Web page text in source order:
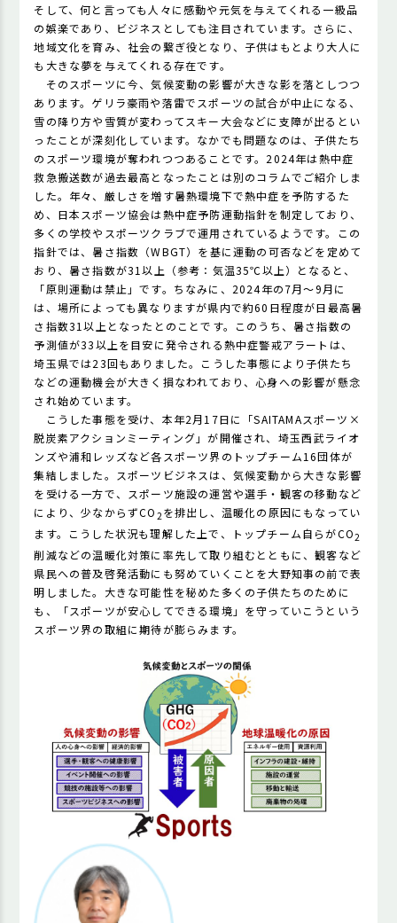
そして、何と言っても人々に感動や元気を与えてくれる一級品
の娯楽であり、ビジネスとしても注目されています。さらに、
地域文化を育み、社会の繋ぎ役となり、子供はもとより大人に
も大きな夢を与えてくれる存在です。
そのスポーツに今、気候変動の影響が大きな影を落としつつ
あります。ゲリラ豪雨や落雷でスポーツの試合が中止になる、
雪の降り方や雪質が変わってスキー大会などに支障が出るとい
ったことが深刻化しています。なかでも問題なのは、子供たち
のスポーツ環境が奪われつつあることです。2024年は熱中症
救急搬送数が過去最高となったことは別のコラムでご紹介しま
した。年々、厳しさを増す暑熱環境下で熱中症を予防するた
め、日本スポーツ協会は熱中症予防運動指針を制定しており、
多くの学校やスポーツクラブで運用されているようです。この
指針では、暑さ指数（WBGT）を基に運動の可否などを定めて
おり、暑さ指数が31以上（参考：気温35℃以上）となると、
「原則運動は禁止」です。ちなみに、2024年の7月～9月に
は、場所によっても異なりますが県内で約60日程度が日最高暑
さ指数31以上となったとのことです。このうち、暑さ指数の
予測値が33以上を目安に発令される熱中症警戒アラートは、
埼玉県では23回もありました。こうした事態により子供たち
などの運動機会が大きく損なわれており、心身への影響が懸念
され始めています。
こうした事態を受け、本年2月17日に「SAITAMAスポーツ×
脱炭素アクションミーティング」が開催され、埼玉西武ライオ
ンズや浦和レッズなど各スポーツ界のトップチーム16団体が
集結しました。スポーツビジネスは、気候変動から大きな影響
を受ける一方で、スポーツ施設の運営や選手・観客の移動など
により、少なからずCO 2を排出し、温暖化の原因にもなってい
ます。こうした状況も理解した上で、トップチーム自らがCO2
削減などの温暖化対策に率先して取り組むとともに、観客など
県民への普及啓発活動にも努めていくことを大野知事の前で表
明しました。大きな可能性を秘めた多くの子供たちのために
も、「スポーツが安心してできる環境」を守っていこうという
スポーツ界の取組に期待が膨らみます。